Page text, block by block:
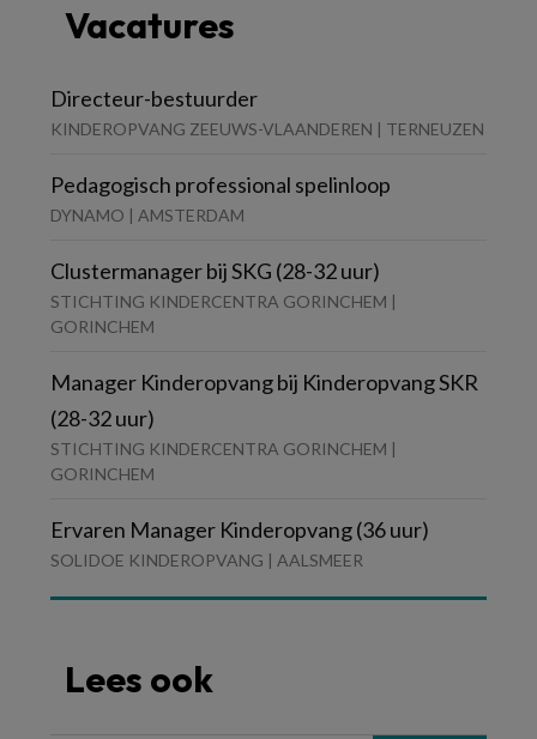
Vacatures
Directeur-bestuurder
KINDEROPVANG ZEEUWS-VLAANDEREN | TERNEUZEN
Pedagogisch professional spelinloop
DYNAMO | AMSTERDAM
Clustermanager bij SKG (28-32 uur)
STICHTING KINDERCENTRA GORINCHEM |
GORINCHEM
Manager Kinderopvang bij Kinderopvang SKR
(28-32 uur)
STICHTING KINDERCENTRA GORINCHEM |
GORINCHEM
Ervaren Manager Kinderopvang (36 uur)
SOLIDOE KINDEROPVANG | AALSMEER
Lees ook